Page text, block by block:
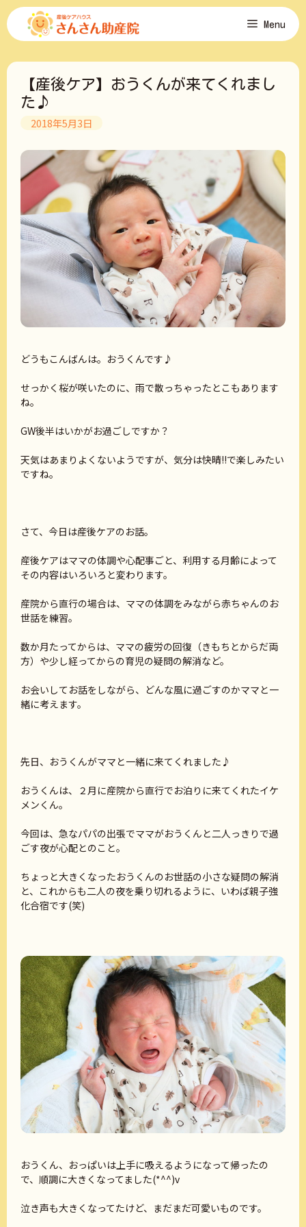
コ
ン
ツ
Menu
【産後ケア】おうくんが来てくれまし
た♪
2018年5月3日
どうもこんばんは。おうくんです♪
せっかく桜が咲いたのに、雨で散っちゃったとこもあります
ね。
GW後半はいかがお過ごしですか？
天気はあまりよくないようですが、気分は快晴!!で楽しみたい
ですね。
さて、今日は産後ケアのお話。
産後ケアはママの体調や心配事ごと、利用する月齢によって
その内容はいろいろと変わります。
産院から直行の場合は、ママの体調をみながら赤ちゃんのお
世話を練習。
数か月たってからは、ママの疲労の回復（きもちとからだ両
方）や少し経ってからの育児の疑問の解消など。
お会いしてお話をしながら、どんな風に過ごすのかママと一
緒に考えます。
先日、おうくんがママと一緒に来てくれました♪
おうくんは、２月に産院から直行でお泊りに来てくれたイケ
メンくん。
今回は、急なパパの出張でママがおうくんと二人っきりで過
ごす夜が心配とのこと。
ちょっと大きくなったおうくんのお世話の小さな疑問の解消
と、これからも二人の夜を乗り切れるように、いわば親子強
化合宿です(笑)
おうくん、おっぱいは上手に吸えるようになって帰ったの
で、順調に大きくなってました(*^^)v
泣き声も大きくなってたけど、まだまだ可愛いものです。